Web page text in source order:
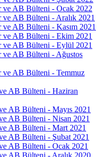
ve AB Bülteni - Ocak 2022
ve AB Bülteni - Aralık 2021
ve AB Bülteni - Kasım 2021
ve AB Bülteni - Ekim 2021
ve AB Bülteni - Eylül 2021
ve AB Bülteni - Ağustos
ve AB Bülteni - Temmuz
AB Bülteni - Haziran
AB Bülteni - Mayıs 2021
AB Bülteni - Nisan 2021
AB Bülteni - Mart 2021
AB Bülteni - Şubat 2021
AB Bülteni - Ocak 2021
AB Bülteni - Aralık 2020